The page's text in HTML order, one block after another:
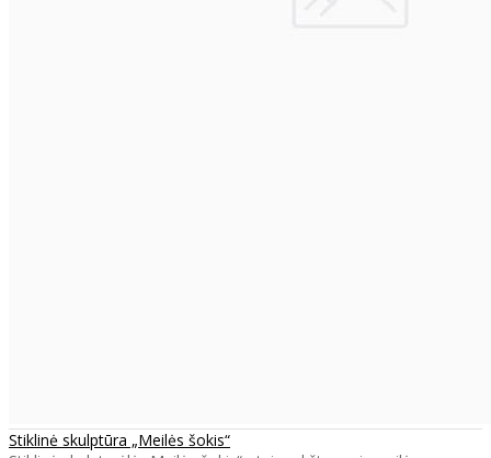
Stiklinė skulptūra „Meilės šokis“